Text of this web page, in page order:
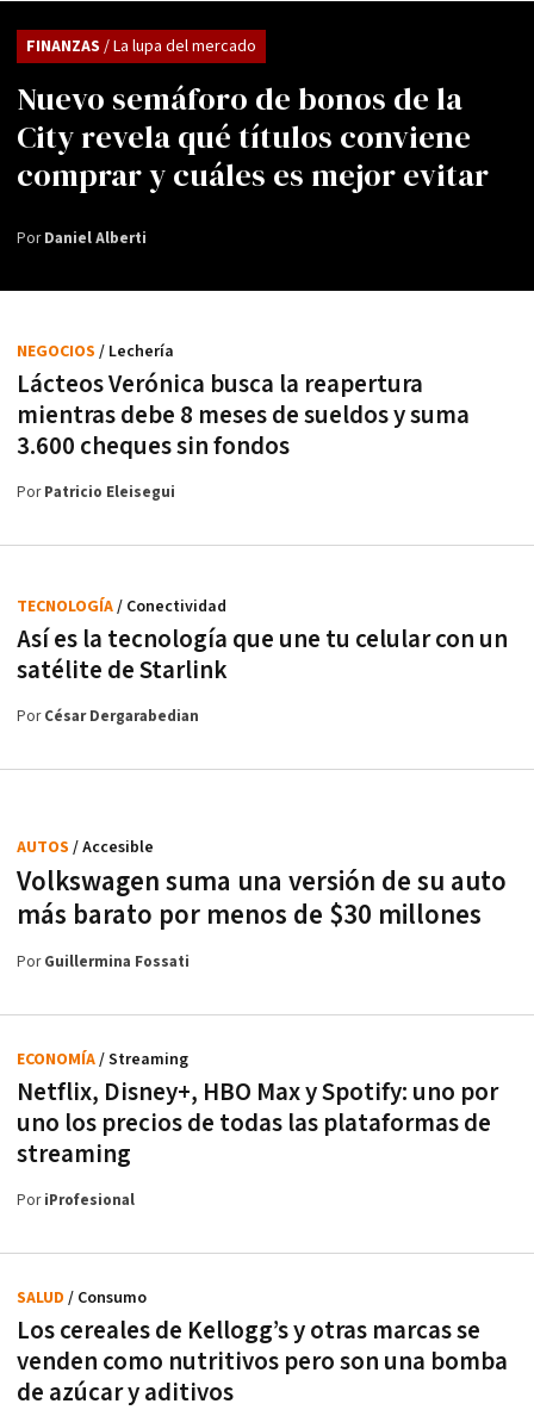
Nuevo semáforo de bonos de la
City revela qué títulos conviene
comprar y cuáles es mejor evitar
FINANZAS / La lupa del mercado
PorDaniel Alberti
Lácteos Verónica busca la reapertura
mientras debe 8 meses de sueldos y suma
3.600 cheques sin fondos
NEGOCIOS / Lechería
PorPatricio Eleisegui
Así es la tecnología que une tu celular con un
satélite de Starlink
TECNOLOGÍA/ Conectividad
PorCésar Dergarabedian
Volkswagen suma una versión de su auto
más barato por menos de $30 millones
AUTOS / Accesible
PorGuillermina Fossati
Netflix, Disney+, HBO Max y Spotify: uno por
uno los precios de todas las plataformas de
streaming
ECONOMÍA/ Streaming
PoriProfesional
Los cereales de Kellogg’s y otras marcas se
venden como nutritivos pero son una bomba
de azúcar y aditivos
SALUD / Consumo